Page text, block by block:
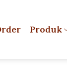
Produk